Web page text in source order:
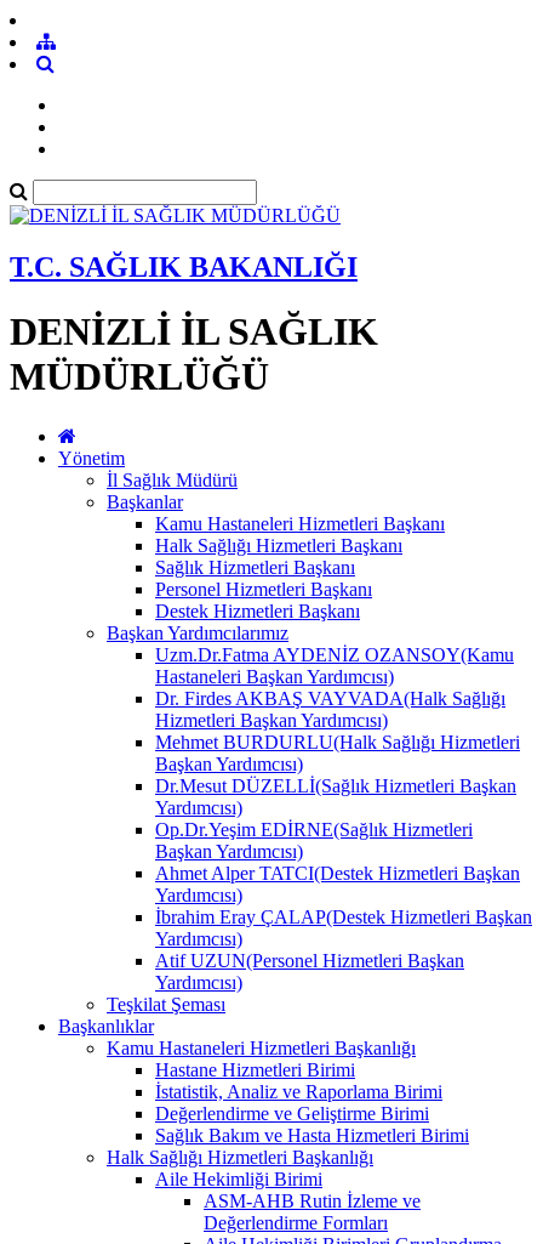
T.C. SAĞLIK BAKANLIĞI
DENİZLİ İL SAĞLIK
MÜDÜRLÜĞÜ
Yönetim
İl Sağlık Müdürü
Başkanlar
Kamu Hastaneleri Hizmetleri Başkanı
Halk Sağlığı Hizmetleri Başkanı
Sağlık Hizmetleri Başkanı
Personel Hizmetleri Başkanı
Destek Hizmetleri Başkanı
Başkan Yardımcılarımız
Uzm.Dr.Fatma AYDENİZ OZANSOY(Kamu
Hastaneleri Başkan Yardımcısı)
Dr. Firdes AKBAŞ VAYVADA(Halk Sağlığı
Hizmetleri Başkan Yardımcısı)
Mehmet BURDURLU(Halk Sağlığı Hizmetleri
Başkan Yardımcısı)
Dr.Mesut DÜZELLİ(Sağlık Hizmetleri Başkan
Yardımcısı)
Op.Dr.Yeşim EDİRNE(Sağlık Hizmetleri
Başkan Yardımcısı)
Ahmet Alper TATCI(Destek Hizmetleri Başkan
Yardımcısı)
İbrahim Eray ÇALAP(Destek Hizmetleri Başkan
Yardımcısı)
Atif UZUN(Personel Hizmetleri Başkan
Yardımcısı)
Teşkilat Şeması
Başkanlıklar
Kamu Hastaneleri Hizmetleri Başkanlığı
Hastane Hizmetleri Birimi
İstatistik, Analiz ve Raporlama Birimi
Değerlendirme ve Geliştirme Birimi
Sağlık Bakım ve Hasta Hizmetleri Birimi
Halk Sağlığı Hizmetleri Başkanlığı
Aile Hekimliği Birimi
ASM-AHB Rutin İzleme ve
Değerlendirme Formları